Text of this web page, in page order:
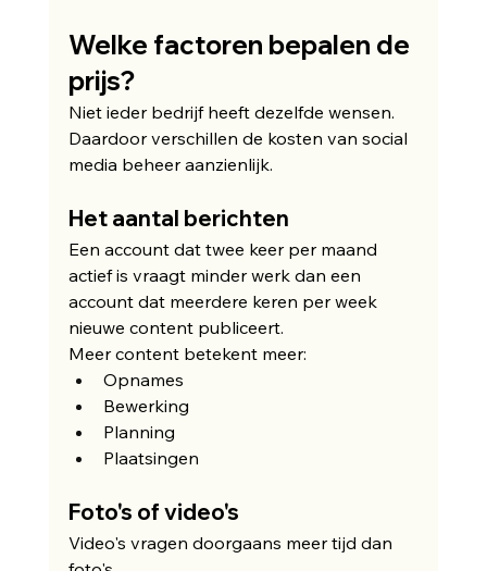
Welke factoren bepalen de
prijs?
Niet ieder bedrijf heeft dezelfde wensen.
Daardoor verschillen de kosten van social
media beheer aanzienlijk.
Het aantal berichten
Een account dat twee keer per maand
actief is vraagt minder werk dan een
account dat meerdere keren per week
nieuwe content publiceert.
Meer content betekent meer:
Opnames
Bewerking
Planning
Plaatsingen
Foto's of video's
Video's vragen doorgaans meer tijd dan